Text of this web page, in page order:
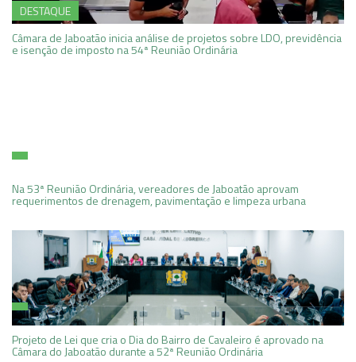
DESTAQUE
Câmara de Jaboatão inicia análise de projetos sobre LDO, previdência
e isenção de imposto na 54ª Reunião Ordinária
Na 53ª Reunião Ordinária, vereadores de Jaboatão aprovam
requerimentos de drenagem, pavimentação e limpeza urbana
Projeto de Lei que cria o Dia do Bairro de Cavaleiro é aprovado na
Câmara do Jaboatão durante a 52ª Reunião Ordinária